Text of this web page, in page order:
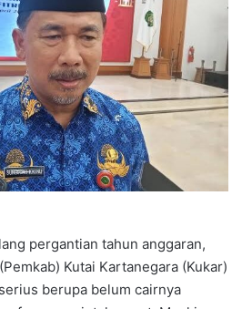
pergantian tahun anggaran,
Kutai Kartanegara (Kukar)
berupa belum cairnya